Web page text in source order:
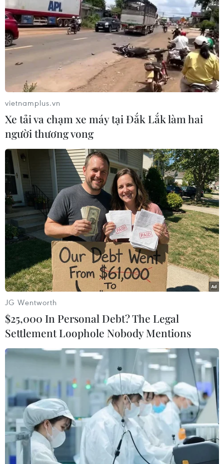
điểm như kháng cáo rằng họ gửi tiền hợp pháp
vào Vietinbank và tiền đã được hạch toán vào
hệ thống của ngân hàng. Vietinbank đã có lỗi
khi quản lý tiền của khách hàng, để Huỳnh Thị
Huyền Như chiếm đoạt nên ngân hàng phải có
trách nhiệm bồi thường chứ không phải Huyền
Như lãnh trách nhiệm bồi thường như bản án
sơ thẩm đã tuyên.
Dự kiến, phiên tòa xét xử đến ngày 29/5./.
(TTXVN/Vietnam+)
#Lừa đảo chiếm đoạt 1.085 tỷ đồng
#Vietinbank
#tin tức mới nhất trong ngày
#tin tức thời sự
#tin tức hot
#VietnamPlus
Tp. Hồ Chí Minh
Theo dõi VietnamPlus
vietnamplus.vn
Xe tải va chạm xe máy tại Đắk Lắk làm hai
người thương vong
JG Wentworth
$25,000 In Personal Debt? The Legal
Settlement Loophole Nobody Mentions